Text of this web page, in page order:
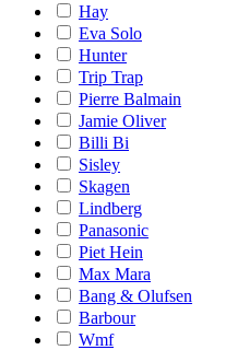
Hay
Eva Solo
Hunter
Trip Trap
Pierre Balmain
Jamie Oliver
Billi Bi
Sisley
Skagen
Lindberg
Panasonic
Piet Hein
Max Mara
Bang & Olufsen
Barbour
Wmf